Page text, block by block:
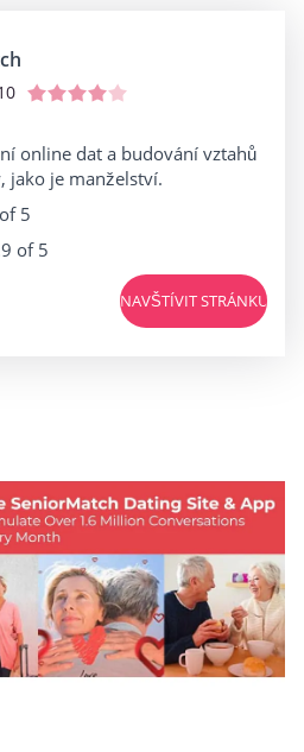
online dat a budování vztahů
jako je manželství.
5
of 5
NAVŠTÍVIT STRÁNKU